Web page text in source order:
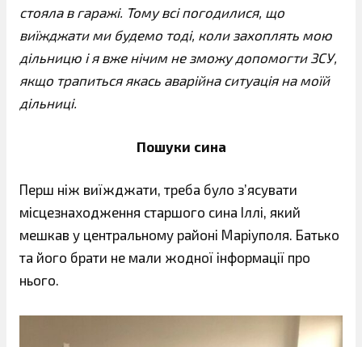
стояла в гаражі. Тому всі погодилися, що
виїжджати ми будемо тоді, коли захоплять мою
дільницю і я вже нічим не зможу допомогти ЗСУ,
якщо трапиться якась аварійна ситуація на моїй
дільниці.
Пошуки сина
Перш ніж виїжджати, треба було з’ясувати
місцезнаходження старшого сина Іллі, який
мешкав у центральному районі Маріуполя. Батько
та його брати не мали жодної інформації про
нього.